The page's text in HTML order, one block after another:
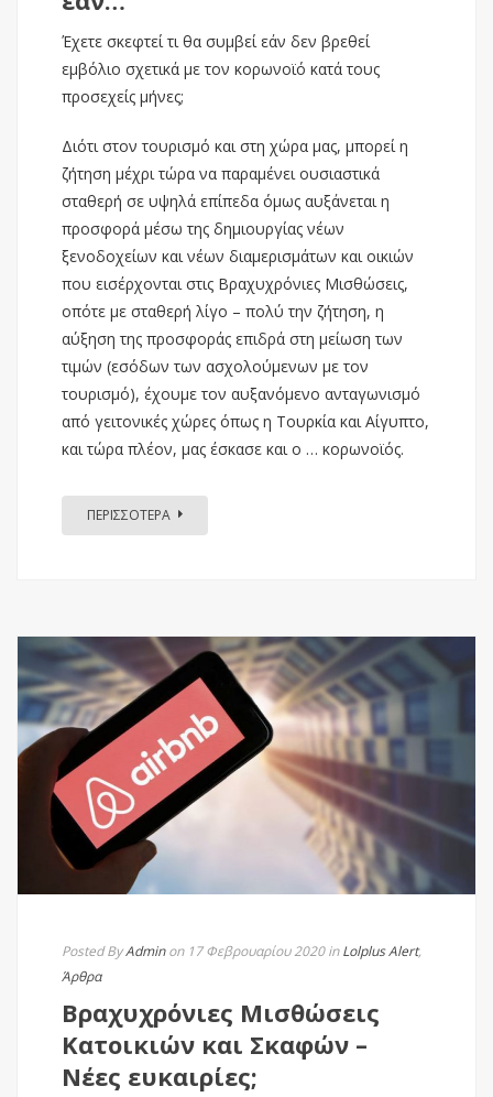
Έχετε σκεφτεί τι θα συμβεί εάν δεν βρεθεί
εμβόλιο σχετικά με τον κορωνοϊό κατά τους
προσεχείς μήνες;
Διότι στον τουρισμό και στη χώρα μας, μπορεί η
ζήτηση μέχρι τώρα να παραμένει ουσιαστικά
σταθερή σε υψηλά επίπεδα όμως αυξάνεται η
προσφορά μέσω της δημιουργίας νέων
ξενοδοχείων και νέων διαμερισμάτων και οικιών
που εισέρχονται στις Βραχυχρόνιες Μισθώσεις,
οπότε με σταθερή λίγο – πολύ την ζήτηση, η
αύξηση της προσφοράς επιδρά στη μείωση των
τιμών (εσόδων των ασχολούμενων με τον
τουρισμό), έχουμε τον αυξανόμενο ανταγωνισμό
από γειτονικές χώρες όπως η Τουρκία και Αίγυπτο,
και τώρα πλέον, μας έσκασε και ο … κορωνοϊός.
ΠΕΡΙΣΣΟΤΕΡΑ
Posted ByAdmin on 17 Φεβρουαρίου 2020inLolplus Alert,
Άρθρα
Βραχυχρόνιες Μισθώσεις
Κατοικιών και Σκαφών –
Νέες ευκαιρίες;